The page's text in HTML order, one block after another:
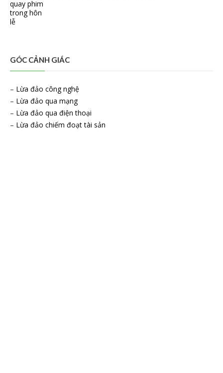
GÓC CẢNH GIÁC
– Lừa đảo công nghệ
– Lừa đảo qua mạng
– Lừa đảo qua điện thoại
– Lừa đảo chiếm đoạt tài sản